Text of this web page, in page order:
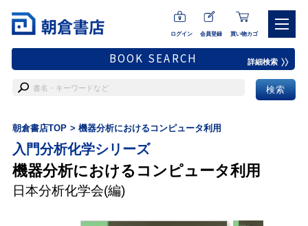
ログイン 会員登録 買い物カゴ
BOOK SEARCH 詳細検索
朝倉書店TOP 機器分析におけるコンピュータ利用
入門分析化学シリーズ
機器分析におけるコンピュータ利用
日本分析化学会(編)